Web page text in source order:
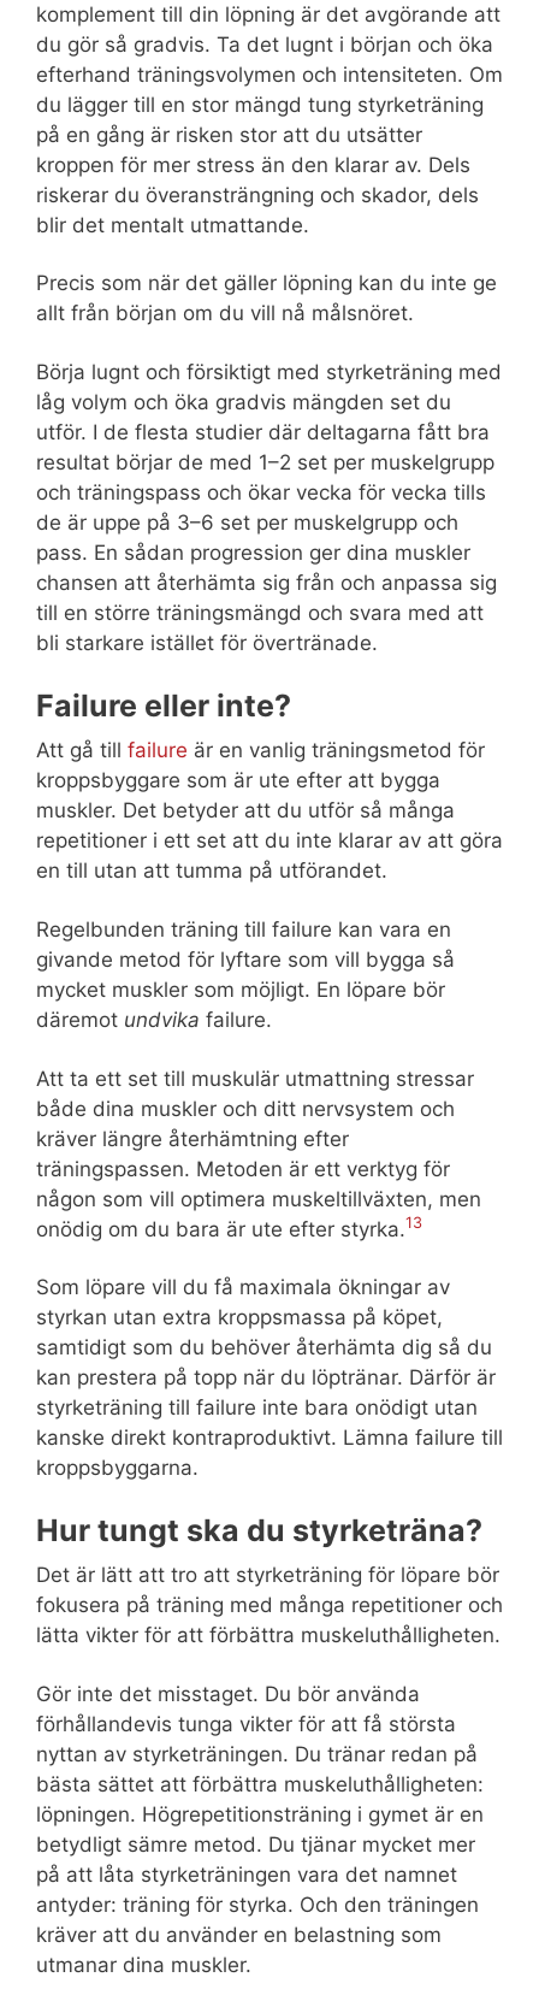
komplement till din löpning är det avgörande att
du gör så gradvis. Ta det lugnt i början och öka
efterhand träningsvolymen och intensiteten. Om
du lägger till en stor mängd tung styrketräning
på en gång är risken stor att du utsätter
kroppen för mer stress än den klarar av. Dels
riskerar du överansträngning och skador, dels
blir det mentalt utmattande.
Precis som när det gäller löpning kan du inte ge
allt från början om du vill nå målsnöret.
Börja lugnt och försiktigt med styrketräning med
låg volym och öka gradvis mängden set du
utför. I de flesta studier där deltagarna fått bra
resultat börjar de med 1–2 set per muskelgrupp
och träningspass och ökar vecka för vecka tills
de är uppe på 3–6 set per muskelgrupp och
pass. En sådan progression ger dina muskler
chansen att återhämta sig från och anpassa sig
till en större träningsmängd och svara med att
bli starkare istället för övertränade.
Failure eller inte?
Att gå till failure är en vanlig träningsmetod för
kroppsbyggare som är ute efter att bygga
muskler. Det betyder att du utför så många
repetitioner i ett set att du inte klarar av att göra
en till utan att tumma på utförandet.
Regelbunden träning till failure kan vara en
givande metod för lyftare som vill bygga så
mycket muskler som möjligt. En löpare bör
däremot undvika failure.
Att ta ett set till muskulär utmattning stressar
både dina muskler och ditt nervsystem och
kräver längre återhämtning efter
träningspassen. Metoden är ett verktyg för
någon som vill optimera muskeltillväxten, men
onödig om du bara är ute efter styrka.13
Som löpare vill du få maximala ökningar av
styrkan utan extra kroppsmassa på köpet,
samtidigt som du behöver återhämta dig så du
kan prestera på topp när du löptränar. Därför är
styrketräning till failure inte bara onödigt utan
kanske direkt kontraproduktivt. Lämna failure till
kroppsbyggarna.
Hur tungt ska du styrketräna?
Det är lätt att tro att styrketräning för löpare bör
fokusera på träning med många repetitioner och
lätta vikter för att förbättra muskeluthålligheten.
Gör inte det misstaget. Du bör använda
förhållandevis tunga vikter för att få största
nyttan av styrketräningen. Du tränar redan på
bästa sättet att förbättra muskeluthålligheten:
löpningen. Högrepetitionsträning i gymet är en
betydligt sämre metod. Du tjänar mycket mer
på att låta styrketräningen vara det namnet
antyder: träning för styrka. Och den träningen
kräver att du använder en belastning som
utmanar dina muskler.